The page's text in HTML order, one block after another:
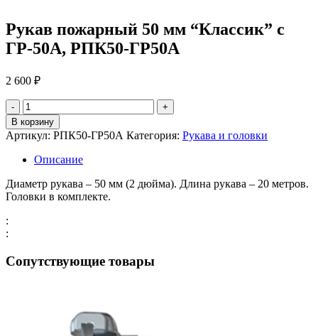
Рукав пожарный 50 мм “Классик” с
ГР-50А, РПК50-ГР50А
2 600 ₽
количество
Рукав
пожарный
50
"Классик"
с
ГР-50А,
ГР50А
В корзину
Артикул: РПК50-ГР50А Категория: Рукава и головки
Описание
Диаметр рукава – 50 мм (2 дюйма). Длина рукава – 20 метров.
Головки в комплекте.
:
:
Сопутствующие товары